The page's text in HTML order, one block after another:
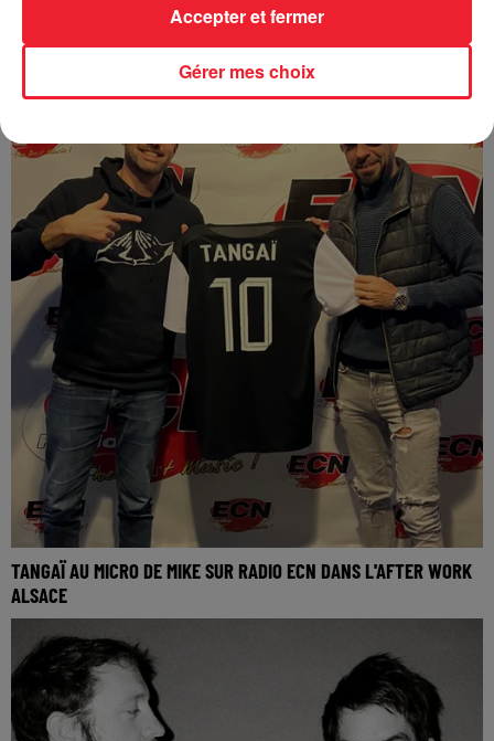
LE GOOD MORNING ALSACE SUR RADIO ECN : LES NOMS DE
CHIENS PARFOIS...
TANGAÏ AU MICRO DE MIKE SUR RADIO ECN DANS L'AFTER WORK
ALSACE
Gérer mes choix
Accepter et fermer